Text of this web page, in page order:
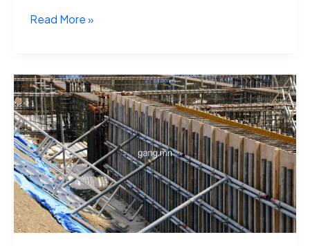
Металл
2025
Read More »